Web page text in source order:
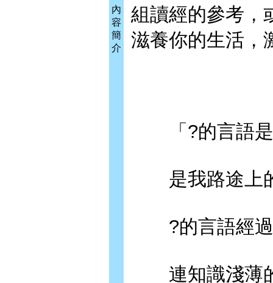
內
容
簡
介
組讀經的參考，
滋養你的生活，
「?的言語是
是我路途上
?的言語經過
連知識淺薄的